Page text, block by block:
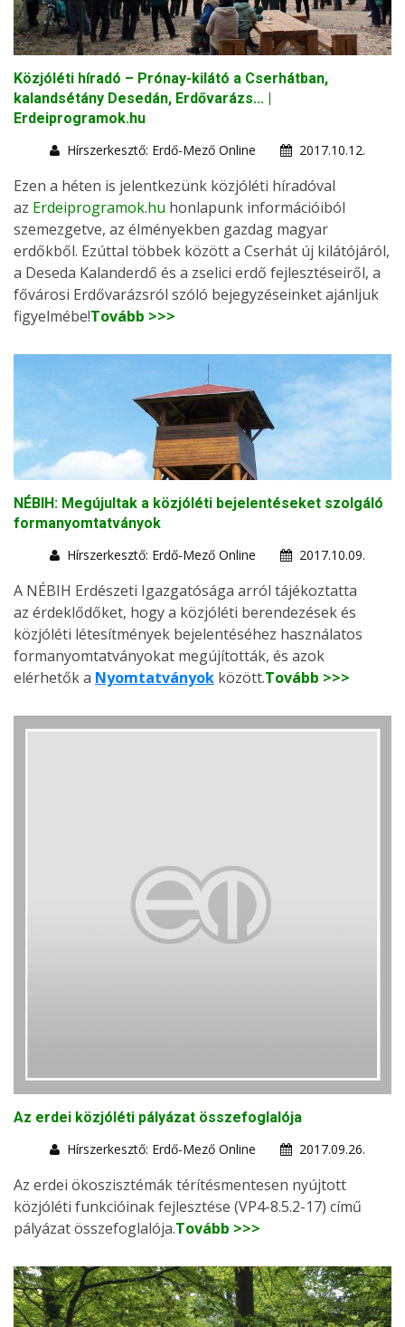
Közjóléti híradó – Prónay-kilátó a Cserhátban,
kalandsétány Desedán, Erdővarázs... |
Erdeiprogramok.hu
Hírszerkesztő: Erdő-Mező Online
2017.10.12.
Ezen a héten is jelentkezünk közjóléti híradóval
az Erdeiprogramok.hu honlapunk információiból
szemezgetve, az élményekben gazdag magyar
erdőkből. Ezúttal többek között a Cserhát új kilátójáról,
a Deseda Kalanderdő és a zselici erdő fejlesztéseiről, a
fővárosi Erdővarázsról szóló bejegyzéseinket ajánljuk
figyelmébe!Tovább >>>
NÉBIH: Megújultak a közjóléti bejelentéseket szolgáló
formanyomtatványok
Hírszerkesztő: Erdő-Mező Online
2017.10.09.
A NÉBIH Erdészeti Igazgatósága arról tájékoztatta
az érdeklődőket, hogy a közjóléti berendezések és
közjóléti létesítmények bejelentéséhez használatos
formanyomtatványokat megújították, és azok
elérhetők a Nyomtatványok között.Tovább >>>
Az erdei közjóléti pályázat összefoglalója
Hírszerkesztő: Erdő-Mező Online
2017.09.26.
Az erdei ökoszisztémák térítésmentesen nyújtott
közjóléti funkcióinak fejlesztése (VP4-8.5.2-17) című
pályázat összefoglalója.Tovább >>>